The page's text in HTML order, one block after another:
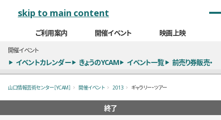
skip to main content
ご利用案内 開催イベント 映画上映
開催イベント
イベントカレンダー きょうのYCAM イベント一覧 前売り券販売・
山口情報芸術センター［YCAM］ 開催イベント 2013 ギャラリー・ツアー
終了